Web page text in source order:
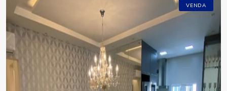
VENDA